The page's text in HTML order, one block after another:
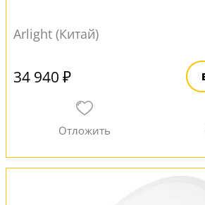
Arlight (Китай)
34 940 ₽